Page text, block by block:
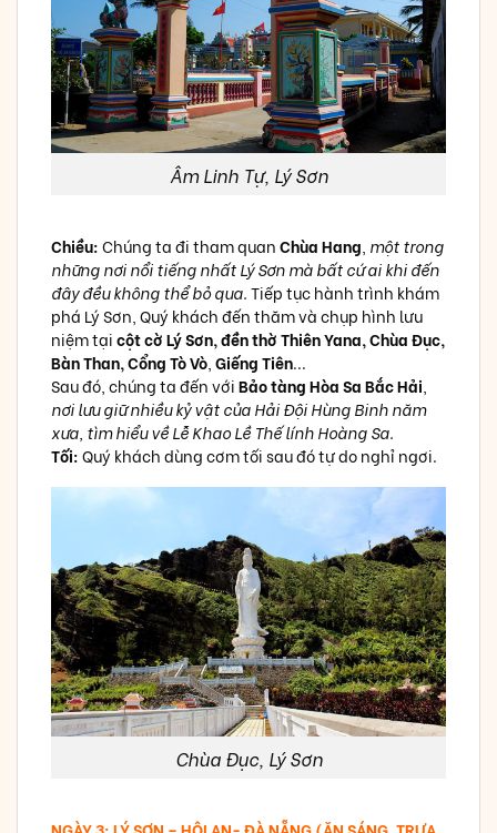
Âm Linh Tự, Lý Sơn
Chiều:Chúng ta đi tham quanChùa Hang một trong
những nơi nổi tiếng nhất Lý Sơn mà bất cứ ai khi đến
đây đều không thể bỏ qua.Tiếp tục hành trình khám
phá Lý Sơn, Quý khách đến thăm và chụp hình lưu
niệm tạicột cờ Lý Sơn, đền thờ Thiên Yana, Chùa Đục,
Bàn Than, Cổng Tò Vò Giếng Tiên...
Sau đó, chúng ta đến vớiBảo tàng Hòa Sa Bắc Hải
nơi lưu giữ nhiều kỷ vật của Hải Đội Hùng Binh năm
xưa, tìm hiểu về Lễ Khao Lề Thế lính Hoàng Sa.
Tối:Quý khách dùng cơm tối sau đó tự do nghỉ ngơi.
Chùa Đục, Lý Sơn